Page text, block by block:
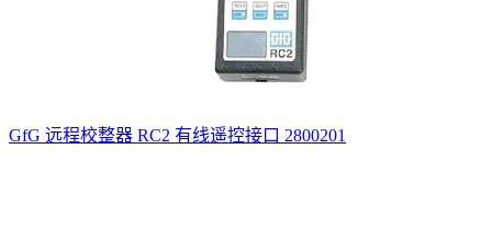
GfG 远程校整器 RC2 有线遥控接口 2800201